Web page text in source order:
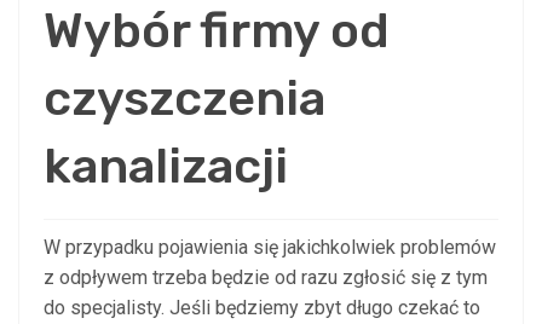
Wybór firmy od
czyszczenia
kanalizacji
W przypadku pojawienia się jakichkolwiek problemów
z odpływem trzeba będzie od razu zgłosić się z tym
do specjalisty. Jeśli będziemy zbyt długo czekać to